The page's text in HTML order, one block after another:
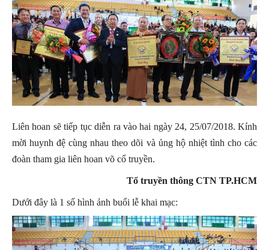
Liên hoan sẽ tiếp tục diễn ra vào hai ngày 24, 25/07/2018. Kính
mời huynh đệ cùng nhau theo dõi và ủng hộ nhiệt tình cho các
đoàn tham gia liên hoan võ cổ truyền.
Tổ truyền thông CTN TP.HCM
Dưới đây là 1 số hình ảnh buổi lễ khai mạc: